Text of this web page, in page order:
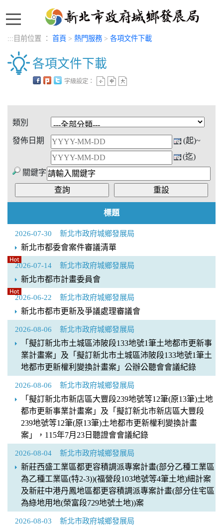
::: 目前位置 ： 首頁 > 熱門服務 > 各項文件下載
各項文件下載
字級設定：
類別
發佈日期
(起)~
(迄)
關鍵字
標題
新北市都委會案件審議清單
新北市政府城鄉發展局
2026-07-30
新北市都市計畫委員會
新北市政府城鄉發展局
2026-07-14
新北市都市更新及爭議處理審議會
新北市政府城鄉發展局
2026-06-22
「擬訂新北市土城區沛陂段133地號1筆土地都市更新事
業計畫案」及「擬訂新北市土城區沛陂段133地號1筆土
地都市更新權利變換計畫案」公辦公聽會會議紀錄
新北市政府城鄉發展局
2026-08-06
「擬訂新北市新店區大豐段239地號等12筆(原13筆)土地
都市更新事業計畫案」及「擬訂新北市新店區大豐段
239地號等12筆(原13筆)土地都市更新權利變換計畫
案」，115年7月23日聽證會會議紀錄
新北市政府城鄉發展局
2026-08-06
新莊西盛工業區都更容積調派專案計畫(部分乙種工業區
為乙種工業區(特2-3))(福營段103地號等4筆土地)細計案
及新莊中港丹鳳地區都更容積調派專案計畫(部分住宅區
為綠地用地(榮富段729地號土地))案
新北市政府城鄉發展局
2026-08-04
新北市政府城鄉發展局
2026-08-03